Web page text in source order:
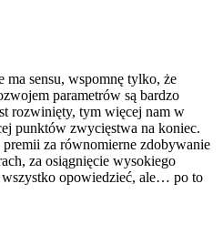
ma sensu, wspomnę tylko, że
parametrów są bardzo
rozwinięty, tym więcej nam w
punktów zwycięstwa na koniec.
za równomierne zdobywanie
za osiągnięcie wysokiego
opowiedzieć, ale… po to